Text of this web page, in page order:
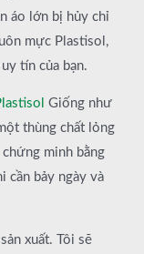
áo lớn bị hủy chỉ
mực Plastisol,
tín của bạn.
Giống như
thùng chất lỏng
minh bằng
cần bảy ngày và
xuất. Tôi sẽ